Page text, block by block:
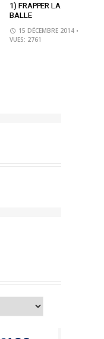
1) FRAPPER LA
BALLE
15 DÉCEMBRE 2014 •
VUES: 2761